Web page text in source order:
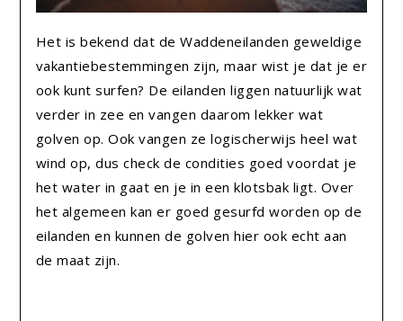
Het is bekend dat de Waddeneilanden geweldige
vakantiebestemmingen zijn, maar wist je dat je er
ook kunt surfen? De eilanden liggen natuurlijk wat
verder in zee en vangen daarom lekker wat
golven op. Ook vangen ze logischerwijs heel wat
wind op, dus check de condities goed voordat je
het water in gaat en je in een klotsbak ligt. Over
het algemeen kan er goed gesurfd worden op de
eilanden en kunnen de golven hier ook echt aan
de maat zijn.